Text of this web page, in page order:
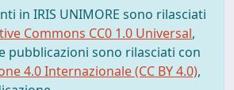
in IRIS UNIMORE sono rilasciati
Commons CC0 1.0 Universal,
pubblicazioni sono rilasciati con
4.0 Internazionale (CC BY 4.0),